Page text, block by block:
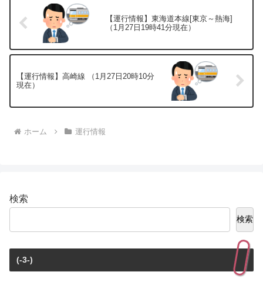
【運行情報】東海道本線[東京～熱海]
（1月27日19時41分現在）
【運行情報】高崎線 （1月27日20時10分
現在）
ホーム 運行情報
検索
検索
(-3-)